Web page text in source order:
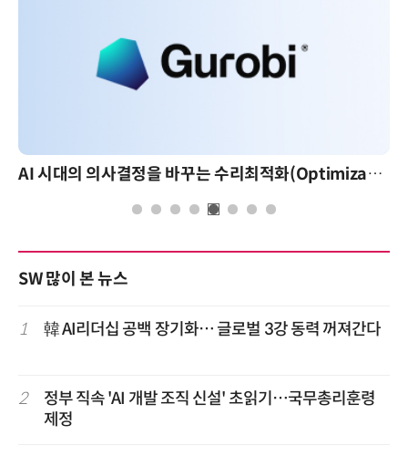
AI 시대의 의사결정을 바꾸는 수리최적화(Optimization): 실제 산업 적용 사례와 활용 전략
SW 많이 본 뉴스
1 韓 AI리더십 공백 장기화… 글로벌 3강 동력 꺼져간다
2
정부 직속 'AI 개발 조직 신설' 초읽기…국무총리훈령
제정